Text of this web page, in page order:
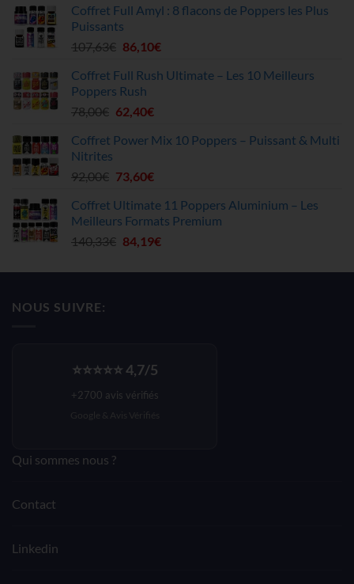
initial
était :
72,90€.
actuel
51,03€.
Coffret Full Amyl : 8 flacons de Poppers les Plus
Puissants
107,63€ Le
initial
était :
107,63€.
86,10€Le
actuel
Coffret Full Rush Ultimate – Les 10 Meilleurs
Poppers Rush
78,00€ Le
initial
78,00€.
62,40€Le
actuel
62,40€.
Coffret Power Mix 10 Poppers – Puissant & Multi
Nitrites
92,00€ Le
initial
était :
92,00€.
73,60€Le
actuel
est :
73,60€.
Coffret Ultimate 11 Poppers Aluminium – Les
Meilleurs Formats Premium
140,33€ Le
initial
84,19€Le
actuel
NOUS SUIVRE:
⭐⭐⭐⭐⭐ 4,7/5
+2700 avis vérifiés
Qui sommes nous ?
Contact
Linkedin